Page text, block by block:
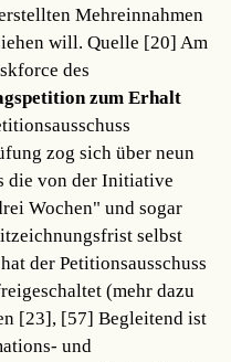
Mehreinnahmen
will.Quelle [20] Am
des
zum Erhalt
zog sich über neun
die von der Initiative
Wochen" und sogar
selbst
hat der Petitionsausschuss
(mehr dazu
[23], [57] Begleitend ist
und